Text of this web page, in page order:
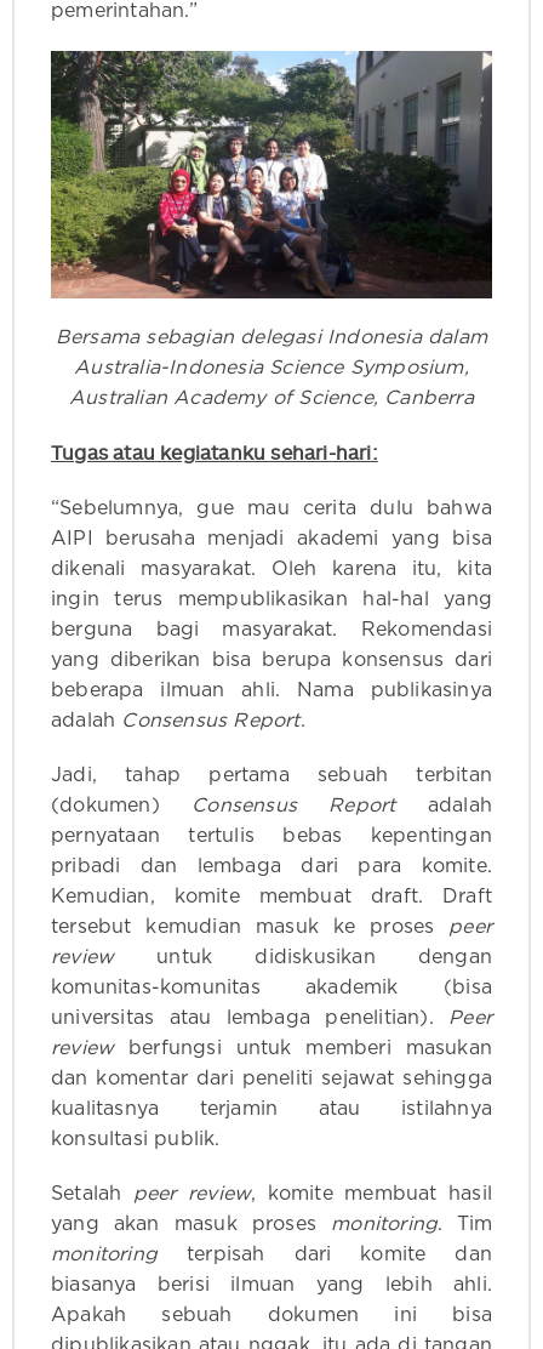
pemerintahan.”
Bersama sebagian delegasi Indonesia dalam
Australia-Indonesia Science Symposium,
Australian Academy of Science, Canberra
Tugas atau kegiatanku sehari-hari:
“Sebelumnya, gue mau cerita dulu bahwa
AIPI berusaha menjadi akademi yang bisa
dikenali masyarakat. Oleh karena itu, kita
ingin terus mempublikasikan hal-hal yang
berguna bagi masyarakat. Rekomendasi
yang diberikan bisa berupa konsensus dari
beberapa ilmuan ahli. Nama publikasinya
adalah Consensus Report.
Jadi, tahap pertama sebuah terbitan
(dokumen)
Consensus Reportadalah
pernyataan tertulis bebas kepentingan
pribadi dan lembaga dari para komite.
Kemudian, komite membuat draft. Draft
tersebut kemudian masuk ke proses peer
reviewuntuk didiskusikan dengan
komunitas-komunitas akademik (bisa
universitas atau lembaga penelitian). Peer
reviewberfungsi untuk memberi masukan
dan komentar dari peneliti sejawat sehingga
kualitasnya terjamin atau istilahnya
konsultasi publik.
Setalah peer review, komite membuat hasil
yang akan masuk proses monitoring. Tim
monitoring terpisah dari komite dan
biasanya berisi ilmuan yang lebih ahli.
Apakah sebuah dokumen ini bisa